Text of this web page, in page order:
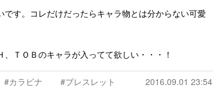
す。コレだけだったらキャラ物とは分からない可愛
ＴＯＢのキャラが入ってて欲しい・・・！
#カラビナ #ブレスレット 2016.09.01 23:54